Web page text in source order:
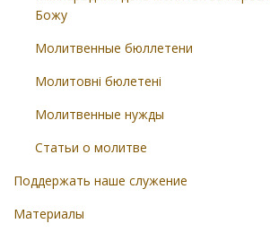
Божу
Молитвенные бюллетени
Молитовні бюлетені
Молитвенные нужды
Статьи о молитве
Поддержать наше служение
Материалы